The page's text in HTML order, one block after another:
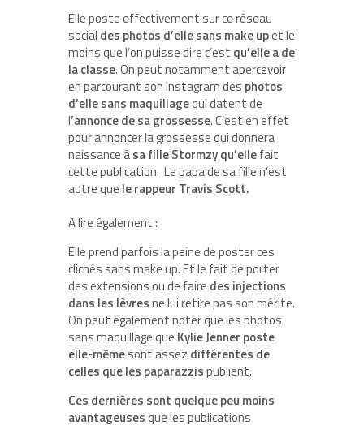
Elle poste effectivement sur ce réseau
social des photos d’elle sans make upet le
moins que l’on puisse dire c’est qu’elle a de
la classe. On peut notamment apercevoir
en parcourant son Instagram des photos
d’elle sans maquillagequi datent de
l’annonce de sa grossesse. C’est en effet
pour annoncer la grossesse qui donnera
naissance àsa fille Stormzy qu’ellefait
cette publication. Le papa de sa fille n’est
autre que le rappeur Travis Scott.
A lire également :
Elle prend parfois la peine de poster ces
clichés sans make up. Et le fait de porter
des extensions ou de faire des injections
dans les lèvresne lui retire pas son mérite.
On peut également noter que les photos
sans maquillage que Kylie Jenner poste
elle-mêmesont assez différentes de
celles que les paparazzispublient.
Ces dernières sont quelque peu moins
avantageusesque les publications